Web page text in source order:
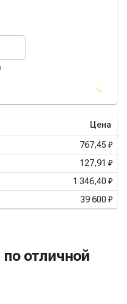
Цена
767,45 ₽
127,91 ₽
1 346,40 ₽
39 600 ₽
отличной